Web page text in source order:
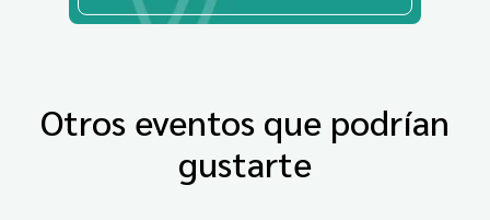
Otros eventos que podrían
gustarte